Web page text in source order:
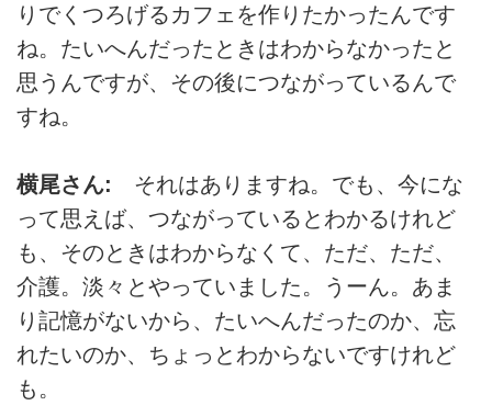
りでくつろげるカフェを作りたかったんです
ね。たいへんだったときはわからなかったと
思うんですが、その後につながっているんで
すね。
横尾さん: それはありますね。でも、今にな
って思えば、つながっているとわかるけれど
も、そのときはわからなくて、ただ、ただ、
介護。淡々とやっていました。うーん。あま
り記憶がないから、たいへんだったのか、忘
れたいのか、ちょっとわからないですけれど
も。